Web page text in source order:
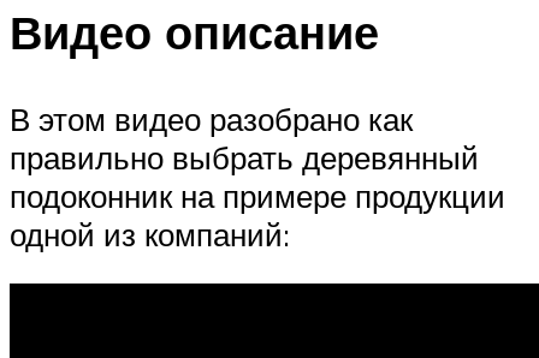
Видео описание
В этом видео разобрано как
правильно выбрать деревянный
подоконник на примере продукции
одной из компаний: